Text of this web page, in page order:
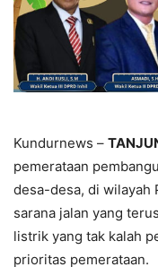
Kundurnews –
pemerataan
desa-desa, di wilayah
sarana jalan yang
listrik yang tak kalah
prioritas pemerataan.